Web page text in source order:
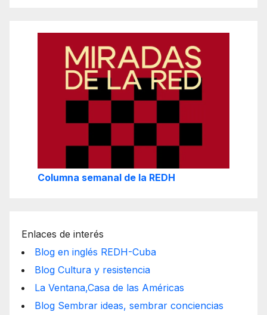
Columna semanal de la REDH
Enlaces de interés
Blog en inglés REDH-Cuba
Blog Cultura y resistencia
La Ventana,Casa de las Américas
Blog Sembrar ideas, sembrar conciencias